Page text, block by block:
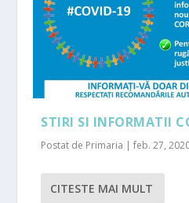
STIRI SI INFORMATII
Postat de Primaria |feb. 27,
CITESTE MAI MULT